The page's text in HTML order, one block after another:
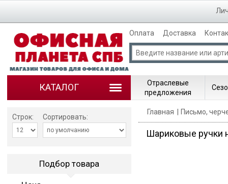
Оплата Доставка
КАТАЛОГ
Отраслевые
предложения
Строк: Сортировать:
Подбор товара
Главная Письмо,
Шариковые ручки